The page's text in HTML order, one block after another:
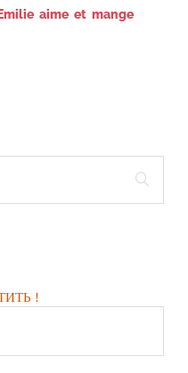
Emilie aime et mange
!